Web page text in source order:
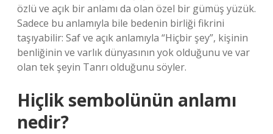
özlü ve açık bir anlamı da olan özel bir gümüş yüzük.
Sadece bu anlamıyla bile bedenin birliği fikrini
taşıyabilir: Saf ve açık anlamıyla “Hiçbir şey”, kişinin
benliğinin ve varlık dünyasının yok olduğunu ve var
olan tek şeyin Tanrı olduğunu söyler.
Hiçlik sembolünün anlamı
nedir?